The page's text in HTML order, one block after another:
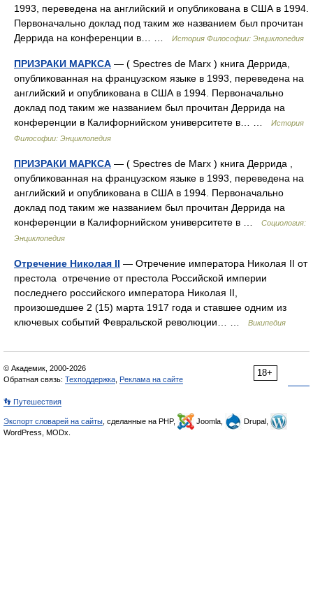
1993, переведена на английский и опубликована в США в 1994.
Первоначально доклад под таким же названием был прочитан
Деррида на конференции в… …
История Философии: Энциклопедия
ПРИЗРАКИ МАРКСА — ( Spectres de Marx ) книга Деррида,
опубликованная на французском языке в 1993, переведена на
английский и опубликована в США в 1994. Первоначально
доклад под таким же названием был прочитан Деррида на
конференции в Калифорнийском университете в… …
История
Философии: Энциклопедия
ПРИЗРАКИ МАРКСА — ( Spectres de Marx ) книга Деррида ,
опубликованная на французском языке в 1993, переведена на
английский и опубликована в США в 1994. Первоначально
доклад под таким же названием был прочитан Деррида на
конференции в Калифорнийском университете в …
Социология:
Энциклопедия
Отречение Николая II — Отречение императора Николая II от
престола отречение от престола Российской империи
последнего российского императора Николая II,
произошедшее 2 (15) марта 1917 года и ставшее одним из
ключевых событий Февральской революции… …
Википедия
18+
© Академик, 2000-2026
Обратная связь: Техподдержка Реклама на сайте
👣 Путешествия
Экспорт словарей на сайты , сделанные на PHP, Joomla,
Drupal,
WordPress, MODx.